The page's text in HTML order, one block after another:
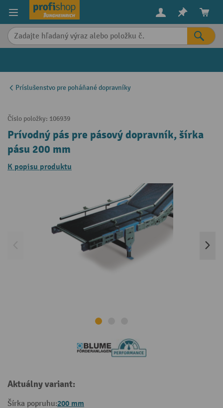
content
Príslušenstvo pre poháňané dopravníky
Číslo položky: 106939
Prívodný pás pre pásový dopravník, šírka
pásu 200 mm
K popisu produktu
Aktuálny variant:
Šírka popruhu:200 mm